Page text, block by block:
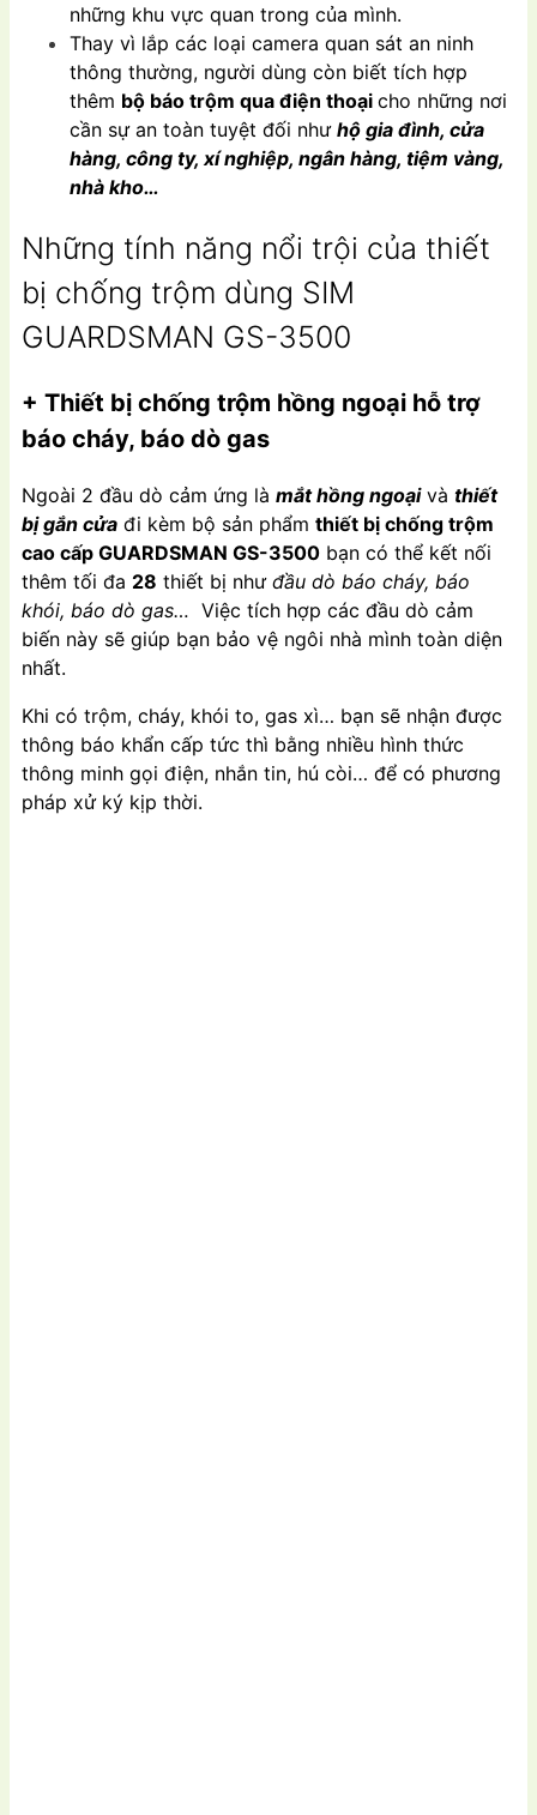
những khu vực quan trong của mình.
Thay vì lắp các loại camera quan sát an ninh
thông thường, người dùng còn biết tích hợp
thêm bộ báo trộm qua điện thoại cho những nơi
cần sự an toàn tuyệt đối như hộ gia đình, cửa
hàng, công ty, xí nghiệp, ngân hàng, tiệm vàng,
nhà kho…
Những tính năng nổi trội của thiết
bị chống trộm dùng SIM
GUARDSMAN GS-3500
+ Thiết bị chống trộm hồng ngoại hỗ trợ
báo cháy, báo dò gas
Ngoài 2 đầu dò cảm ứng là mắt hồng ngoạivà thiết
bị gắn cửa đi kèm bộ sản phẩm thiết bị chống trộm
cao cấp GUARDSMAN GS-3500 bạn có thể kết nối
thêm tối đa 28 thiết bị như đầu dò báo cháy, báo
khói, báo dò gas… Việc tích hợp các đầu dò cảm
biến này sẽ giúp bạn bảo vệ ngôi nhà mình toàn diện
nhất.
Khi có trộm, cháy, khói to, gas xì… bạn sẽ nhận được
thông báo khẩn cấp tức thì bằng nhiều hình thức
thông minh gọi điện, nhắn tin, hú còi… để có phương
pháp xử ký kịp thời.